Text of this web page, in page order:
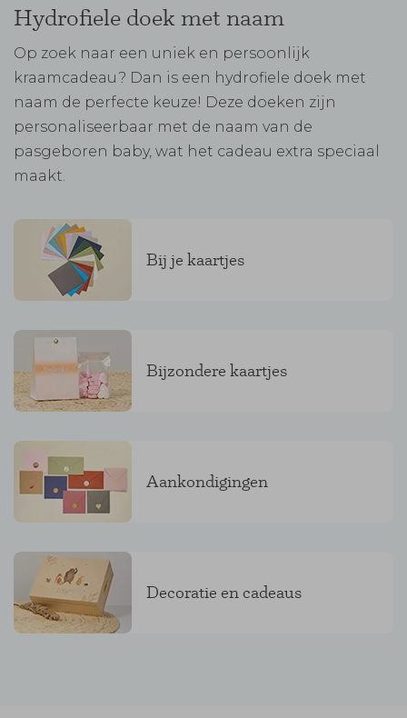
Hydrofiele doek met naam
Op zoek naar een uniek en persoonlijk
kraamcadeau? Dan is een hydrofiele doek met
naam de perfecte keuze! Deze doeken zijn
personaliseerbaar met de naam van de
pasgeboren baby, wat het cadeau extra speciaal
maakt.
Bij je kaartjes
Bijzondere kaartjes
Aankondigingen
Decoratie en cadeaus